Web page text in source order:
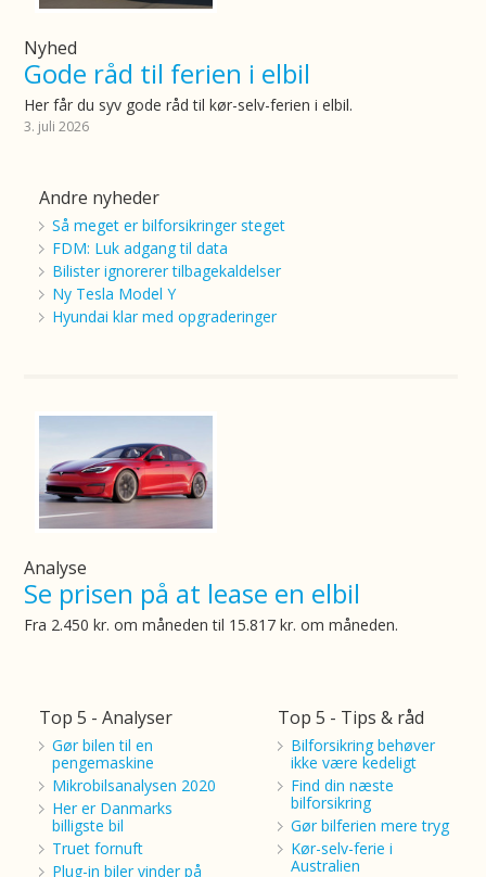
Nyhed
Gode råd til ferien i elbil
Her får du syv gode råd til kør-selv-ferien i elbil.
3. juli 2026
Andre nyheder
Så meget er bilforsikringer steget
FDM: Luk adgang til data
Bilister ignorerer tilbagekaldelser
Ny Tesla Model Y
Hyundai klar med opgraderinger
Analyse
Se prisen på at lease en elbil
Fra 2.450 kr. om måneden til 15.817 kr. om måneden.
Top 5 - Tips & råd
Bilforsikring behøver
ikke være kedeligt
Find din næste
bilforsikring
Gør bilferien mere tryg
Kør-selv-ferie i
Australien
Top 5 - Analyser
Gør bilen til en
pengemaskine
Mikrobilsanalysen 2020
Her er Danmarks
billigste bil
Truet fornuft
Plug-in biler vinder på